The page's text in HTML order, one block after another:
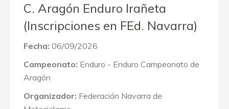
C. Aragón Enduro Irañeta
(Inscripciones en FEd. Navarra)
Fecha: 06/09/2026
Campeonato: Enduro - Enduro Campeonato de
Aragón
Organizador: Federación Navarra de